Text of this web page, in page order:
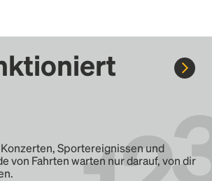
Konzerten, Sportereignissen und
von Fahrten warten nur darauf, von dir